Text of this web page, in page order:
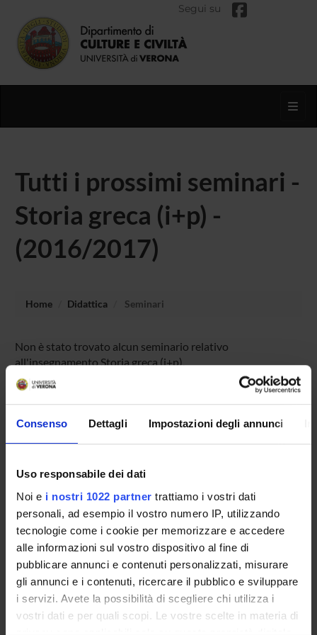
Consenso Dettagli Impostazioni degli annunci
Uso responsabile dei dati
Noi e i nostri 1022 partner trattiamo i vostri dati
personali, ad esempio il vostro numero IP, utilizzando
tecnologie come i cookie per memorizzare e accedere
alle informazioni sul vostro dispositivo al fine di
pubblicare annunci e contenuti personalizzati, misurare
gli annunci e i contenuti, ricercare il pubblico e sviluppare
i servizi. Avete la possibilità di scegliere chi utilizza i
vostri dati e per quali scopi. Le vostre scelte in materia di
privacy sono applicabili solo su questa proprietà digitale
Segui su
Tutti i prossimi seminari -
Storia greca (i+p) -
(2016/2017)
Home Didattica Seminari
Non è stato trovato alcun seminario relativo
all'insegnamento Storia greca (i+p).
OFFERTA FORMATIVA
SUPERIORE
Contatti
Persone
Luoghi
Calendario